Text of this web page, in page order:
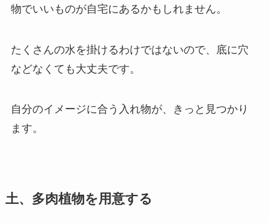
物でいいものが自宅にあるかもしれません。
たくさんの水を掛けるわけではないので、底に穴
などなくても大丈夫です。
自分のイメージに合う入れ物が、きっと見つかり
ます。
土、多肉植物を用意する